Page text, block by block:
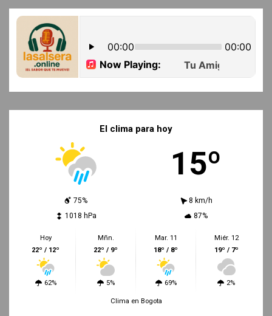
El clima para hoy
15º
75%
8 km/h
1018 hPa
87%
Hoy
22º / 12º
62%
Mñn.
22º / 9º
5%
Mar. 11
18º / 8º
69%
Miér. 12
19º / 7º
2%
Clima en Bogota